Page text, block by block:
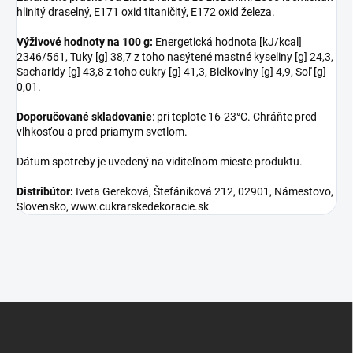
hlinitý draselný, E171 oxid titaničitý, E172 oxid železa.
Výživové hodnoty na 100 g: Energetická hodnota [kJ/kcal]
2346/561, Tuky [g] 38,7 z toho nasýtené mastné kyseliny [g] 24,3,
Sacharidy [g] 43,8 z toho cukry [g] 41,3, Bielkoviny [g] 4,9, Soľ [g]
0,01.
Doporučované skladovanie: pri teplote 16-23°C. Chráňte pred
vlhkosťou a pred priamym svetlom.
Dátum spotreby je uvedený na viditeľnom mieste produktu.
Distribútor: Iveta Gereková, Štefániková 212, 02901, Námestovo,
Slovensko, www.cukrarskedekoracie.sk